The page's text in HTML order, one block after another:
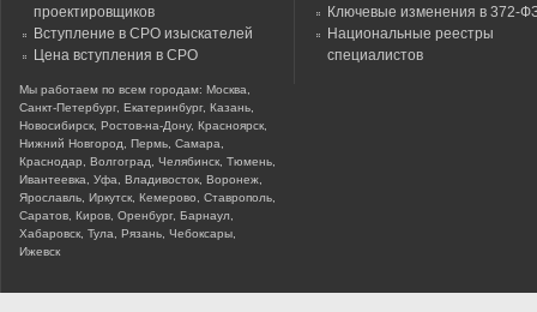
проектировщиков
Вступление в СРО изыскателей
Цена вступления в СРО
Мы работаем по всем городам: Москва,
Санкт-Петербург, Екатеринбург, Казань,
Новосибирск, Ростов-на-Дону, Красноярск,
Нижний Новгород, Пермь, Самара,
Краснодар, Волгоград, Челябинск, Тюмень,
Ивантеевка, Уфа, Владивосток, Воронеж,
Ярославль, Иркутск, Кемерово, Ставрополь,
Саратов, Киров, Оренбург, Барнаул,
Хабаровск, Тула, Рязань, Чебоксары,
Ижевск
Ключевые изменения в 372-
Национальные реестры
специалистов